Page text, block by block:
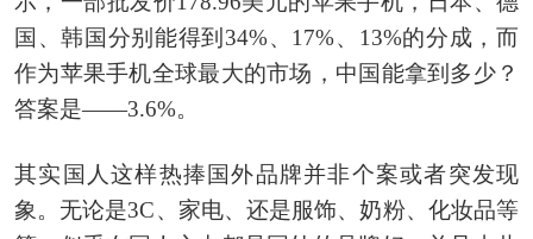
国、韩国分别能得到34%、17%、13%的分成，而
作为苹果手机全球最大的市场，中国能拿到多少？
答案是——3.6%。
其实国人这样热捧国外品牌并非个案或者突发现
象。无论是3C、家电、还是服饰、奶粉、化妆品等